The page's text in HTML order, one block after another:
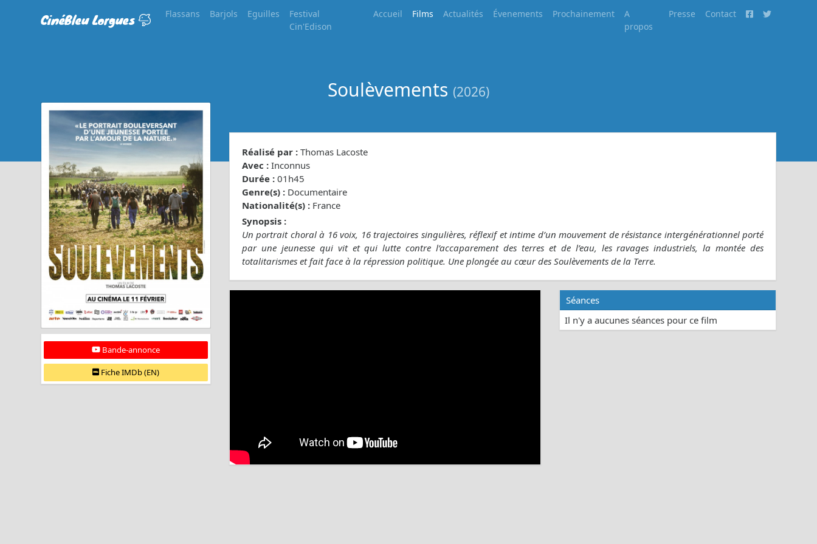
CinéBleu Lorgues Flassans Barjols Eguilles
Festival
Cin'Edison
Accueil Films Actualités Évenements Prochainement
A
propos
Presse Contact
Soulèvements (2026)
Bande-annonce
Fiche IMDb (EN)
Réalisé par : Thomas Lacoste
Avec : Inconnus
Durée : 01h45
Genre(s) : Documentaire
Nationalité(s) : France
Synopsis :
Un portrait choral à 16 voix, 16 trajectoires singulières, réflexif et intime d’un mouvement de résistance intergénérationnel porté
par une jeunesse qui vit et qui lutte contre l’accaparement des terres et de l’eau, les ravages industriels, la montée des
totalitarismes et fait face à la répression politique. Une plongée au cœur des Soulèvements de la Terre.
Séances
Il n'y a aucunes séances pour ce film